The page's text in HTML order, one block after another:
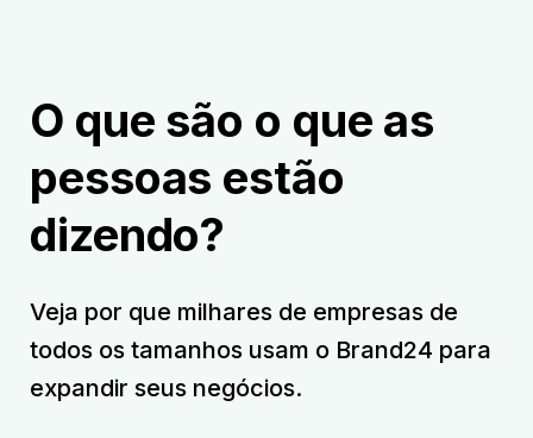
O que são o que as
pessoas estão
dizendo?
Veja por que milhares de empresas de
todos os tamanhos usam o Brand24 para
expandir seus negócios.